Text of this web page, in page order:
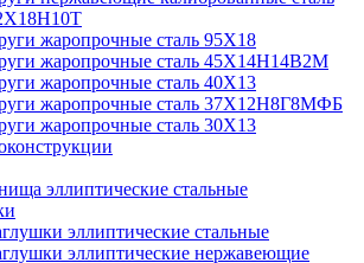
жаропрочные сталь 95Х18
жаропрочные сталь 45Х14Н14В2М
жаропрочные сталь 40Х13
жаропрочные сталь 37Х12Н8Г8МФБ
жаропрочные сталь 30Х13
эллиптические стальные
эллиптические стальные
эллиптические нержавеющие